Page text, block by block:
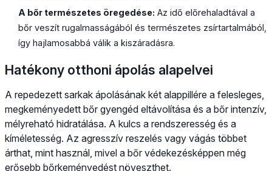
A bőr természetes öregedése: Az idő előrehaladtával a
bőr veszít rugalmasságából és természetes zsírtartalmából,
így hajlamosabbá válik a kiszáradásra.
Hatékony otthoni ápolás alapelvei
A repedezett sarkak ápolásának két alappillére a felesleges,
megkeményedett bőr gyengéd eltávolítása és a bőr intenzív,
mélyreható hidratálása. A kulcs a rendszeresség és a
kíméletesség. Az agresszív reszelés vagy vágás többet
árthat, mint használ, mivel a bőr védekezésképpen még
erősebb bőrkeményedést növeszthet.